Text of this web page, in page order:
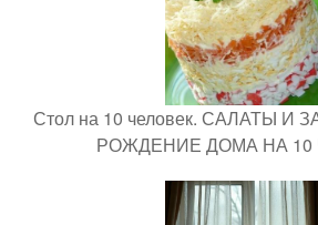
Стол на 10 человек. САЛАТЫ И
РОЖДЕНИЕ ДОМА НА 10